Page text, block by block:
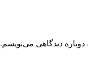
دیدگاهی می‌نویسم.